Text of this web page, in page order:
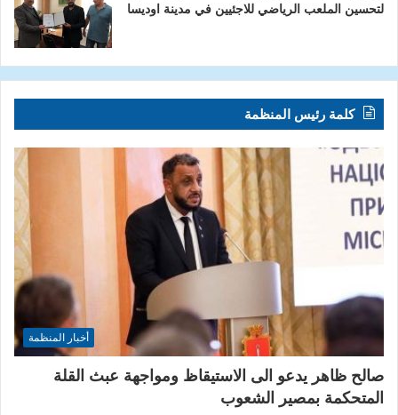
لتحسين الملعب الرياضي للاجئيين في مدينة اوديسا
كلمة رئيس المنظمة
أخبار المنظمة
صالح ظاهر يدعو الى الاستيقاظ ومواجهة عبث القلة
المتحكمة بمصير الشعوب